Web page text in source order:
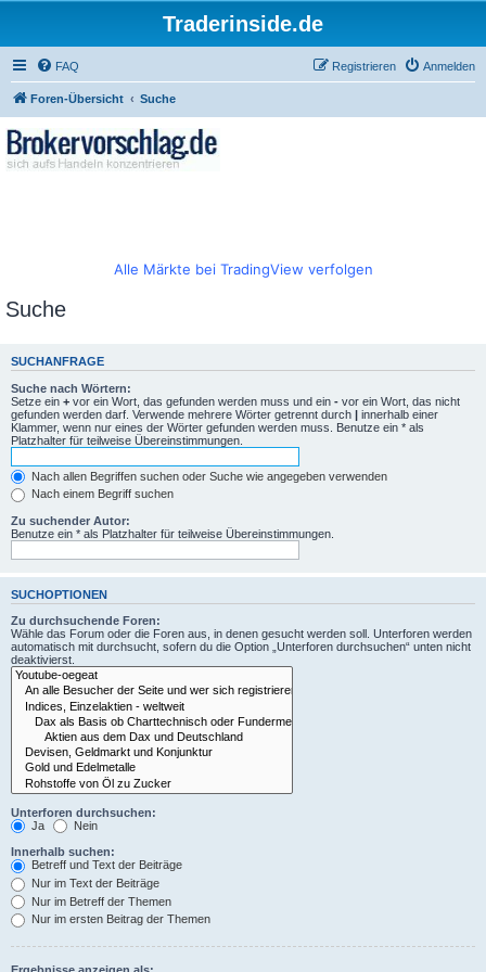
Traderinside.de
FAQ Anmelden
Registrieren
Foren-Übersicht Suche
Alle Märkte bei TradingView verfolgen
Suche
SUCHANFRAGE
Suche nach Wörtern:
Setze ein + vor ein Wort, das gefunden werden muss und ein - vor ein Wort, das nicht
gefunden werden darf. Verwende mehrere Wörter getrennt durch | innerhalb einer
Klammer, wenn nur eines der Wörter gefunden werden muss. Benutze ein * als
Platzhalter für teilweise Übereinstimmungen.
Nach allen Begriffen suchen oder Suche wie angegeben verwenden
Nach einem Begriff suchen
Zu suchender Autor:
Benutze ein * als Platzhalter für teilweise Übereinstimmungen.
SUCHOPTIONEN
Zu durchsuchende Foren:
Wähle das Forum oder die Foren aus, in denen gesucht werden soll. Unterforen werden
automatisch mit durchsucht, sofern du die Option „Unterforen durchsuchen“ unten nicht
deaktivierst.
Unterforen durchsuchen:
Ja
Nein
Innerhalb suchen:
Betreff und Text der Beiträge
Nur im Text der Beiträge
Nur im Betreff der Themen
Nur im ersten Beitrag der Themen